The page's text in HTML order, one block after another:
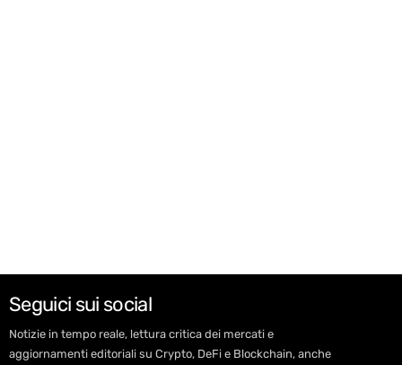
Seguici sui social
Notizie in tempo reale, lettura critica dei mercati e
aggiornamenti editoriali su Crypto, DeFi e Blockchain, anche